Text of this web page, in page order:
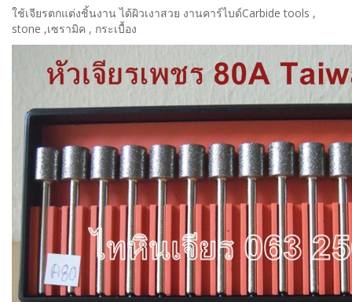
ใช้เจียรตกแต่งชิ้นงาน ได้ผิวเงาสวย งานคาร์ไบด์Carbide tools ,
stone ,เซรามิค , กระเบื้อง